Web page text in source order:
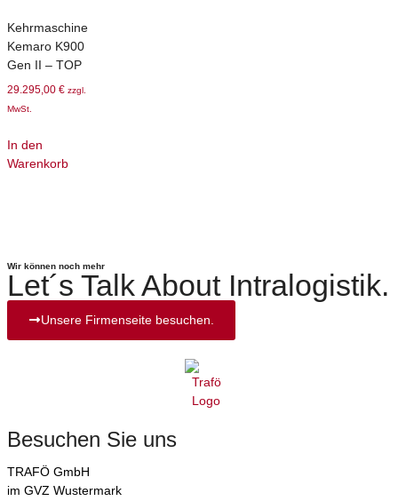
Kehrmaschine
Kemaro K900
Gen II – TOP
29.295,00 € zzgl.
MwSt.
In den
Warenkorb
Wir können noch mehr
Let´s Talk About Intralogistik.
Unsere Firmenseite besuchen.
Besuchen Sie uns
TRAFÖ GmbH
im GVZ Wustermark